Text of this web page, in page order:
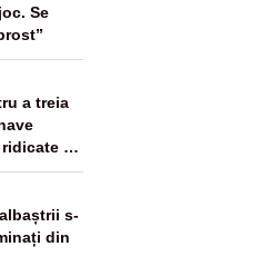
Se
a treia
de
s-
din